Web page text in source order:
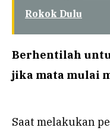
Rokok Dulu
Berhentilah
jika mata mulai
Saat melakukan